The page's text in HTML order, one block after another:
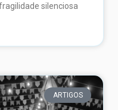
silenciosa
ARTIGOS